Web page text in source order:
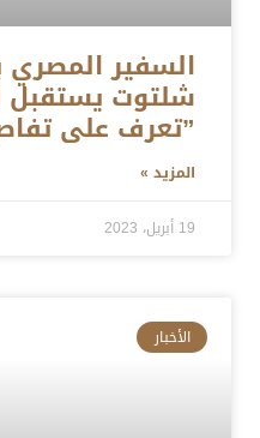
السفير المصري
شلتوت يستقبل
”تعرف على
المزيد »
19 أبريل، 2023
الأخبار